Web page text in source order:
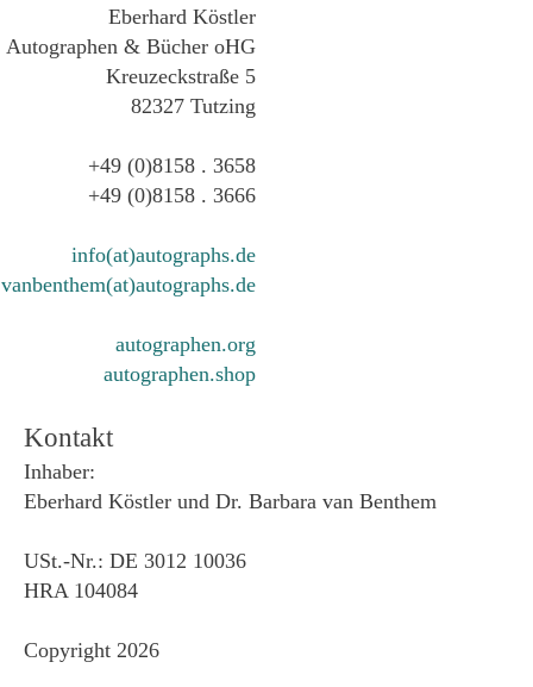
Eberhard Köstler
Autographen & Bücher oHG
Kreuzeckstraße 5
82327 Tutzing
+49 (0)8158 . 3658
+49 (0)8158 . 3666
info(at)autographs.de
vanbenthem(at)autographs.de
autographen.org
autographen.shop
Kontakt
Inhaber:
Eberhard Köstler und Dr. Barbara van Benthem
USt.-Nr.: DE 3012 10036
HRA 104084
Copyright 2026